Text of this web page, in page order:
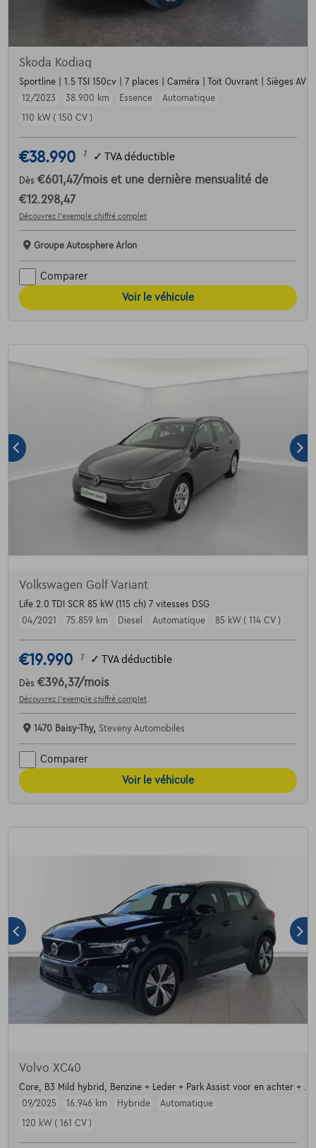
Skoda Kodiaq
Sportline | 1.5 TSI 150cv | 7 places | Caméra | Toit Ouvrant | Sièges AV
12/2023
38.900 km Essence
Automatique
110 kW ( 150 CV )
€38.990 1 ✓ TVA déductible
Dès €601,47/mois et une dernière mensualité de
€12.298,47
Découvrez l’exemple chiffré complet
Groupe Autosphere Arlon
Comparer
Voir le véhicule
Volkswagen Golf Variant
Life 2.0 TDI SCR 85 kW (115 ch) 7 vitesses DSG
04/2021
75.859 km Diesel Automatique 85 kW ( 114 CV )
€19.990 1 ✓ TVA déductible
Dès €396,37/mois
Découvrez l’exemple chiffré complet
1470 Baisy-Thy, Steveny Automobiles
Comparer
Voir le véhicule
Volvo XC40
Core, B3 Mild hybrid, Benzine + Leder + Park Assist voor en achter + ....
09/2025
16.946 km Hybride
Automatique
120 kW ( 161 CV )